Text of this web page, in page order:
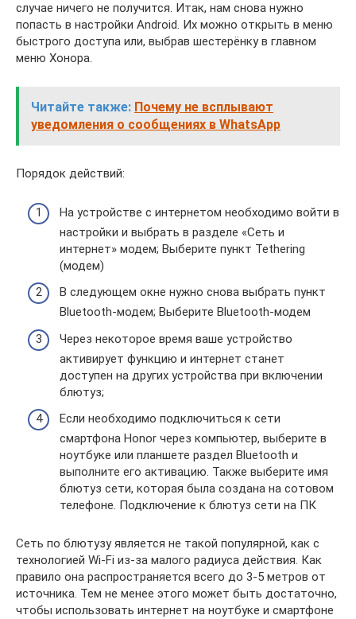
случае ничего не получится. Итак, нам снова нужно
попасть в настройки Android. Их можно открыть в меню
быстрого доступа или, выбрав шестерёнку в главном
меню Хонора.
Читайте также: Почему не всплывают
уведомления о сообщениях в WhatsApp
Порядок действий:
На устройстве с интернетом необходимо войти в
настройки и выбрать в разделе «Сеть и
интернет» модем; Выберите пункт Tethering
(модем)
В следующем окне нужно снова выбрать пункт
Bluetooth-модем; Выберите Bluetooth-модем
Через некоторое время ваше устройство
активирует функцию и интернет станет
доступен на других устройства при включении
блютуз;
Если необходимо подключиться к сети
смартфона Honor через компьютер, выберите в
ноутбуке или планшете раздел Bluetooth и
выполните его активацию. Также выберите имя
блютуз сети, которая была создана на сотовом
телефоне. Подключение к блютуз сети на ПК
Сеть по блютузу является не такой популярной, как с
технологией Wi-Fi из-за малого радиуса действия. Как
правило она распространяется всего до 3-5 метров от
источника. Тем не менее этого может быть достаточно,
чтобы использовать интернет на ноутбуке и смартфоне